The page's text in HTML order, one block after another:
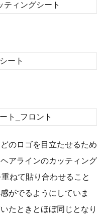
のロゴを目立たせるため
アラインのカッティング
ねて貼り合わせること
がでるようにしていま
たときとほぼ同じとなり